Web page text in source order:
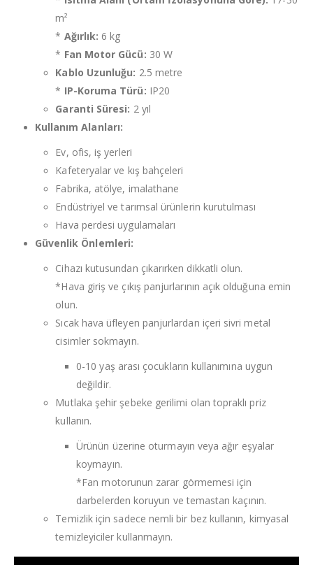
m²
* Ağırlık: 6 kg
* Fan Motor Gücü: 30 W
Kablo Uzunluğu: 2.5 metre
* IP-Koruma Türü: IP20
Garanti Süresi: 2 yıl
Kullanım Alanları:
Ev, ofis, iş yerleri
Kafeteryalar ve kış bahçeleri
Fabrika, atölye, imalathane
Endüstriyel ve tarımsal ürünlerin kurutulması
Hava perdesi uygulamaları
Güvenlik Önlemleri:
Cihazı kutusundan çıkarırken dikkatli olun.
*Hava giriş ve çıkış panjurlarının açık olduğuna emin
olun.
Sıcak hava üfleyen panjurlardan içeri sivri metal
cisimler sokmayın.
0-10 yaş arası çocukların kullanımına uygun
değildir.
Mutlaka şehir şebeke gerilimi olan topraklı priz
kullanın.
Ürünün üzerine oturmayın veya ağır eşyalar
koymayın.
*Fan motorunun zarar görmemesi için
darbelerden koruyun ve temastan kaçının.
Temizlik için sadece nemli bir bez kullanın, kimyasal
temizleyiciler kullanmayın.